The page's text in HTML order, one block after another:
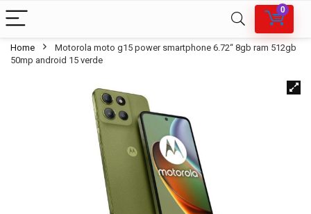
0
Home
Motorola moto g15 power smartphone 6.72“ 8gb ram 512gb
50mp android 15 verde